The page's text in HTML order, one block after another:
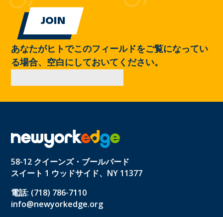
あなたがヒトでこのフィールドをご覧になってい
る場合、空白にしておいてください。
58-12 クイーンズ・ブールバード
スイート 1 ウッドサイド、NY 11377
電話: (718) 786-7110
info@newyorkedge.org